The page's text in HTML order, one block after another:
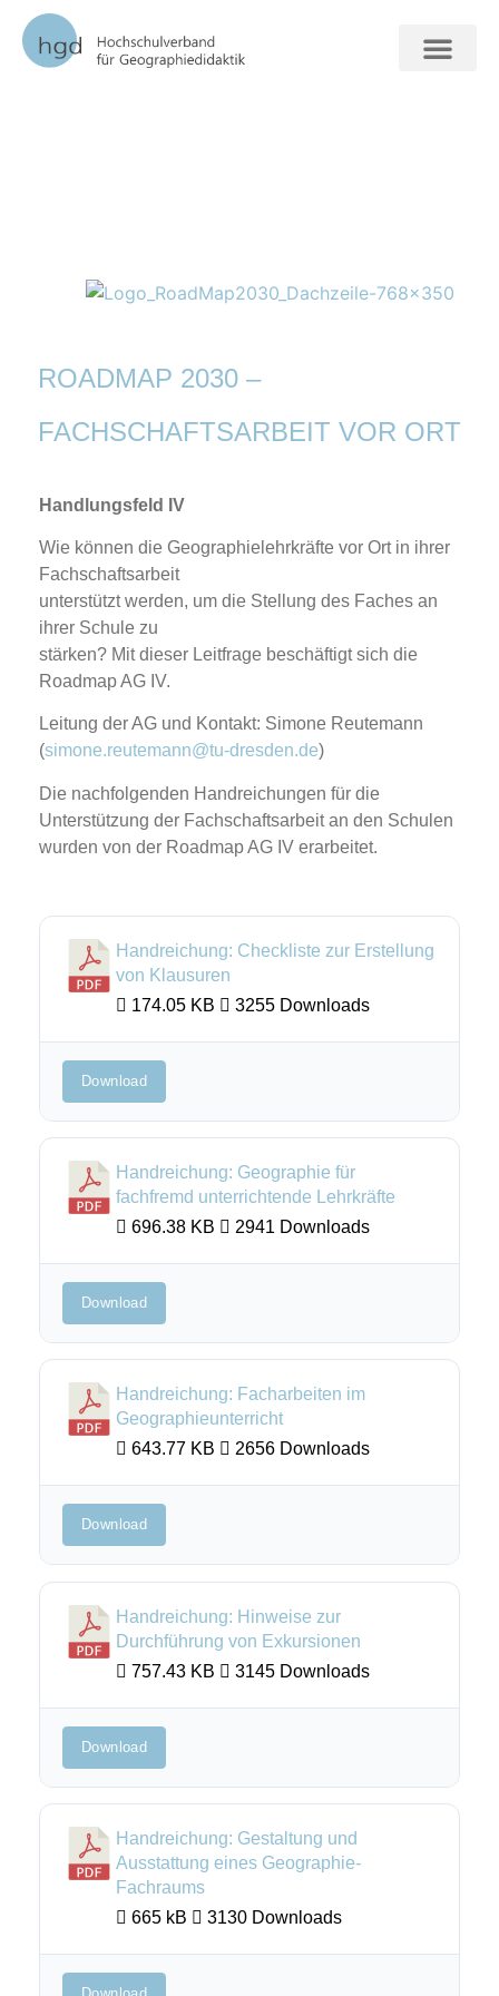
ROADMAP 2030 –
FACHSCHAFTSARBEIT VOR ORT
Handlungsfeld IV
Wie können die Geographielehrkräfte vor Ort in ihrer
Fachschaftsarbeit
unterstützt werden, um die Stellung des Faches an
ihrer Schule zu
stärken? Mit dieser Leitfrage beschäftigt sich die
Roadmap AG IV.
Leitung der AG und Kontakt: Simone Reutemann
(simone.reutemann@tu-dresden.de)
Die nachfolgenden Handreichungen für die
Unterstützung der Fachschaftsarbeit an den Schulen
wurden von der Roadmap AG IV erarbeitet.
Handreichung: Checkliste zur Erstellung
von Klausuren
174.05 KB
3255 Downloads
Download
Handreichung: Geographie für
fachfremd unterrichtende Lehrkräfte
696.38 KB
2941 Downloads
Download
Handreichung: Facharbeiten im
Geographieunterricht
643.77 KB
2656 Downloads
Download
Handreichung: Hinweise zur
Durchführung von Exkursionen
757.43 KB
3145 Downloads
Download
Handreichung: Gestaltung und
Ausstattung eines Geographie-
Fachraums
665 kB
3130 Downloads